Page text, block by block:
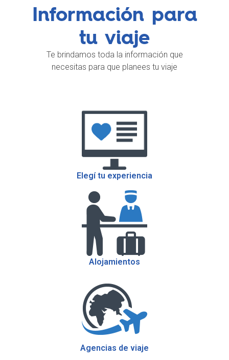
Información para
tu viaje
Te brindamos toda la información que
necesitas para que planees tu viaje
Elegí tu experiencia
Alojamientos
Agencias de viaje